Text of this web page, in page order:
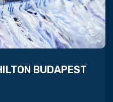
BUDAPEST